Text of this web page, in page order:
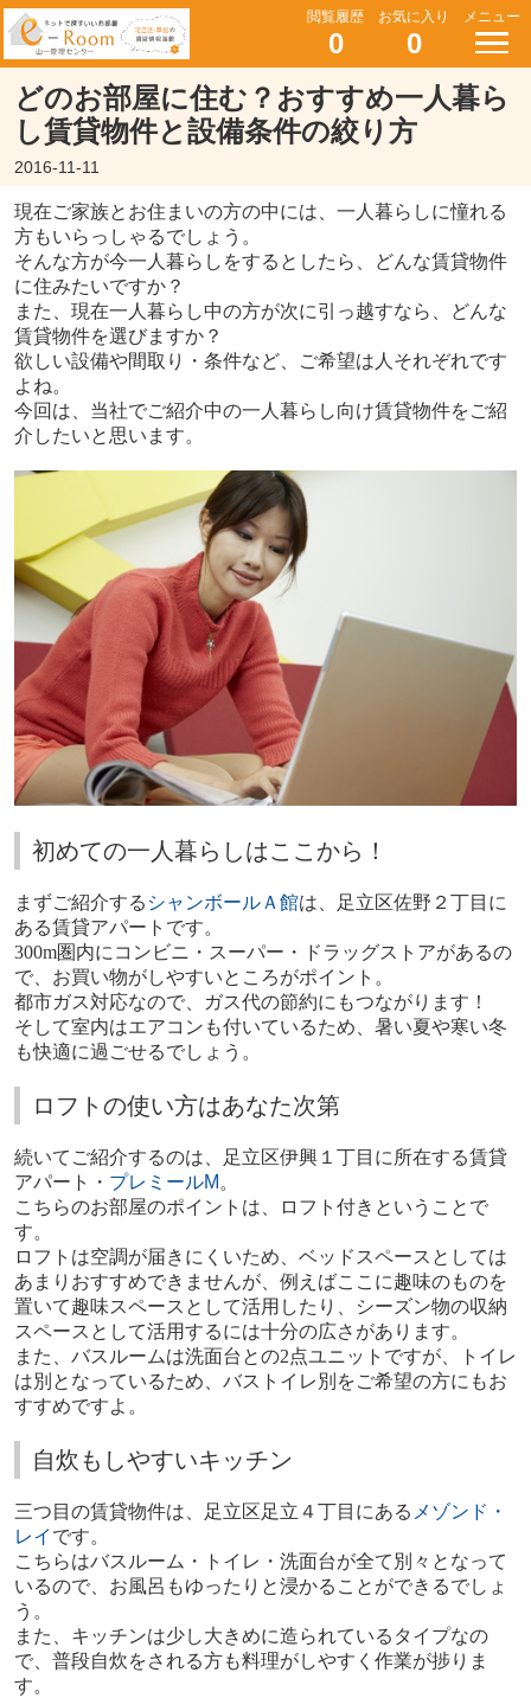
閲覧履歴
0
お気に入り
0
メニュー
どのお部屋に住む？おすすめ一人暮ら
し賃貸物件と設備条件の絞り方
2016-11-11
現在ご家族とお住まいの方の中には、一人暮らしに憧れる
方もいらっしゃるでしょう。
そんな方が今一人暮らしをするとしたら、どんな賃貸物件
に住みたいですか？
また、現在一人暮らし中の方が次に引っ越すなら、どんな
賃貸物件を選びますか？
欲しい設備や間取り・条件など、ご希望は人それぞれです
よね。
今回は、当社でご紹介中の一人暮らし向け賃貸物件をご紹
介したいと思います。
初めての一人暮らしはここから！
まずご紹介する シャンボールＡ館は、足立区佐野２丁目に
ある賃貸アパートです。
300m圏内にコンビニ・スーパー・ドラッグストアがあるの
で、お買い物がしやすいところがポイント。
都市ガス対応なので、ガス代の節約にもつながります！
そして室内はエアコンも付いているため、暑い夏や寒い冬
も快適に過ごせるでしょう。
ロフトの使い方はあなた次第
続いてご紹介するのは、足立区伊興１丁目に所在する賃貸
アパート・ プレミールM 。
こちらのお部屋のポイントは、ロフト付きということで
す。
ロフトは空調が届きにくいため、ベッドスペースとしては
あまりおすすめできませんが、例えばここに趣味のものを
置いて趣味スペースとして活用したり、シーズン物の収納
スペースとして活用するには十分の広さがあります。
また、バスルームは洗面台との2点ユニットですが、トイレ
は別となっているため、バストイレ別をご希望の方にもお
すすめですよ。
自炊もしやすいキッチン
三つ目の賃貸物件は、足立区足立４丁目にある メゾンド・
レイ です。
こちらはバスルーム・トイレ・洗面台が全て別々となって
いるので、お風呂もゆったりと浸かることができるでしょ
う。
また、キッチンは少し大きめに造られているタイプなの
で、普段自炊をされる方も料理がしやすく作業が捗りま
す。